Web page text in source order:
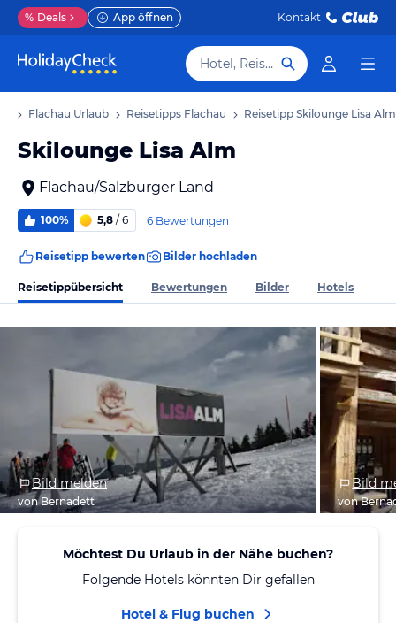
% Deals App öffnen Kontakt
Hotel, Reiseziel
Flachau Urlaub Reisetipps Flachau Reisetipp Skilounge Lisa Alm
Skilounge Lisa Alm
Flachau/Salzburger Land
100% 5,8 / 6 6 Bewertungen
Reisetipp bewerten Bilder hochladen
Reisetippübersicht Bewertungen Bilder Hotels
Bild melden
von Bernadett
Bild
von
Möchtest Du Urlaub in der Nähe buchen?
Folgende Hotels könnten Dir gefallen
Hotel & Flug buchen